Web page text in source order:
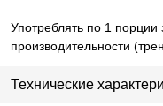
Употреблять по 1
производительности
Технические